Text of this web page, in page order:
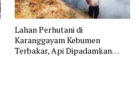
Lahan Perhutani di
Karanggayam Kebumen
Terbakar, Api Dipadamkan